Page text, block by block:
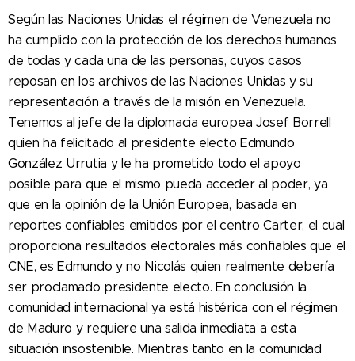
Según las Naciones Unidas el régimen de Venezuela no
ha cumplido con la protección de los derechos humanos
de todas y cada una de las personas, cuyos casos
reposan en los archivos de las Naciones Unidas y su
representación a través de la misión en Venezuela.
Tenemos al jefe de la diplomacia europea Josef Borrell
quien ha felicitado al presidente electo Edmundo
González Urrutia y le ha prometido todo el apoyo
posible para que el mismo pueda acceder al poder, ya
que en la opinión de la Unión Europea, basada en
reportes confiables emitidos por el centro Carter, el cual
proporciona resultados electorales más confiables que el
CNE, es Edmundo y no Nicolás quien realmente debería
ser proclamado presidente electo. En conclusión la
comunidad internacional ya está histérica con el régimen
de Maduro y requiere una salida inmediata a esta
situación insostenible. Mientras tanto en la comunidad